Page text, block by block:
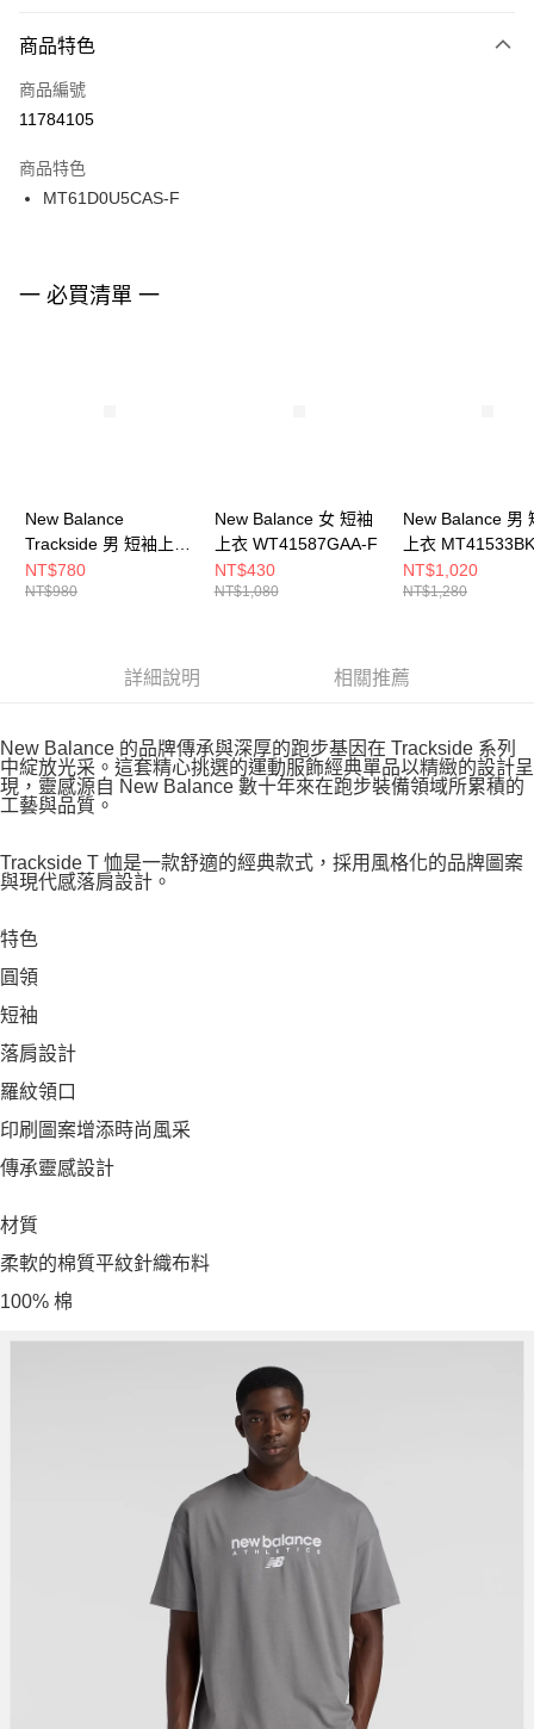
３．安心：先確認商品／服務後，再付款。
【「AFTEE先享後付」結帳流程】
１．於結帳方式選擇「AFTEE先享後付」後，將跳轉至「AFTEE先享後付」
２．訂單成立數日內，您將收到繳費通知簡訊。
３．收到繳費通知簡訊後14天內，點擊此簡訊中的連結，可透過四大超商／
ATM／網路銀行／等多元方式進行付款，方視為交易完成。
※ 交易是否成功請以「AFTEE先享後付 」之結帳頁面顯示為準，若有關於
是否繳費成功／繳費後需取消欲退款等相關疑問，請聯繫「AFTEE先享後付
「AFTEE先享後付」，若未經同意申辦者引起之損失，本公司不負相關責
任。
４．使用「AFTEE先享後付」時，將依據個別帳號之用戶狀況，依本公司即
時審查核予不同之上限額度；若仍有額度不足之情形，本公司將視審查結果
每筆NT$100，滿NT$1,500(含以上)免運費
宅配
每筆NT$100，滿NT$1,500(含以上)免運費
付款後門市自取
每筆NT$100，滿NT$1,500(含以上)免運費
商品特色
商品編號
11784105
商品特色
MT61D0U5CAS-F
一 必買清單 一
New Balance
Trackside 男 短袖上衣
MT61D0U5WT-F
NT$780
NT$980
New Balance 女 短袖
上衣 WT41587GAA-F
NT$430
NT$1,080
New Balance 男
上衣
NT$1,020
NT$1,280
詳細說明 相關推薦
New Balance 的品牌傳承與深厚的跑步基因在 Trackside 系列
中綻放光采。這套精心挑選的運動服飾經典單品以精緻的設計呈
現，靈感源自 New Balance 數十年來在跑步裝備領域所累積的
工藝與品質。
Trackside T 恤是一款舒適的經典款式，採用風格化的品牌圖案
與現代感落肩設計。
特色
圓領
短袖
落肩設計
羅紋領口
印刷圖案增添時尚風采
傳承靈感設計
材質
柔軟的棉質平紋針織布料
100% 棉